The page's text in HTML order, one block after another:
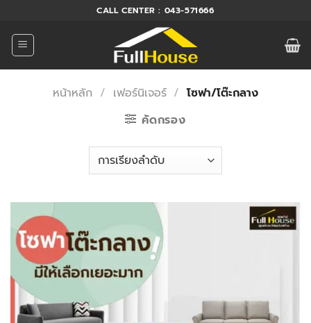
ยัง
เนื้อหา
CALL CENTER : 043-571666
หน้าหลัก / เฟอร์นิเจอร์ / โซฟา/โต๊ะกลาง
คัดกรอง